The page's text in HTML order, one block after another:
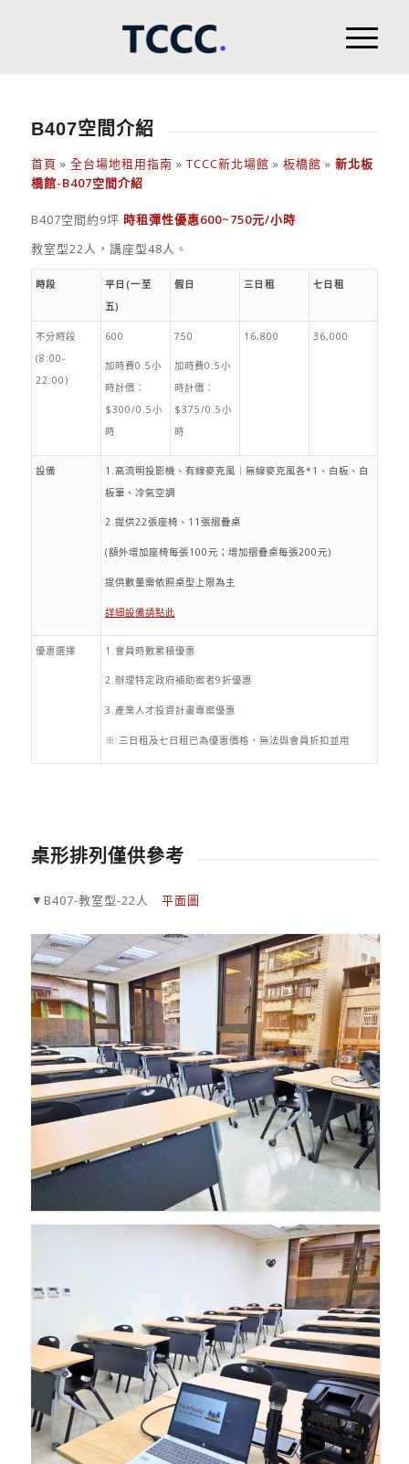
B407空間介紹
首頁 » 全台場地租用指南 » TCCC新北場館 » 板橋館 » 新北板
橋館-B407空間介紹
B407空間約9坪 時租彈性優惠600~750元/小時
教室型22人，講座型48人。
時段
平日(一至
五)
假日 三日租 七日租
不分時段
(8:00-
22:00)
600
加時費0.5小
時計價：
$300/0.5小
時
750
加時費0.5小
時計價：
$375/0.5小
時
16,800 36,000
設備
1.高流明投影機、有線麥克風｜無線麥克風各*1、白板、白
板筆、冷氣空調
2.提供22張座椅、11張摺疊桌
(額外增加座椅每張100元；增加摺疊桌每張200元)
提供數量需依照桌型上限為主
詳細設備請點此
優惠選擇 1.會員時數累積優惠
2.辦理特定政府補助案者9折優惠
3.產業人才投資計畫專案優惠
※ 三日租及七日租已為優惠價格，無法與會員折扣並用
桌形排列僅供參考
▼B407-教室型-22人 平面圖